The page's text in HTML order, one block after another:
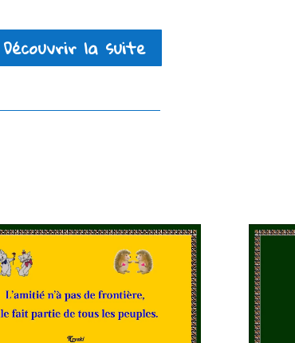
Découvrir la suite